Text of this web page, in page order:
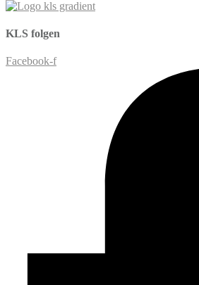
KLS folgen
Facebook-f